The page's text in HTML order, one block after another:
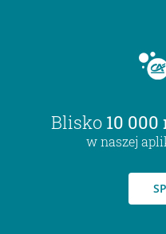
Blisko 10
w naszej